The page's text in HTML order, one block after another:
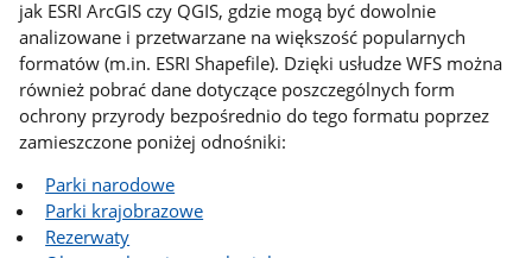
jak ESRI ArcGIS czy QGIS, gdzie mogą być dowolnie
analizowane i przetwarzane na większość popularnych
formatów (m.in. ESRI Shapefile). Dzięki usłudze WFS można
również pobrać dane dotyczące poszczególnych form
ochrony przyrody bezpośrednio do tego formatu poprzez
zamieszczone poniżej odnośniki:
Parki narodowe
Parki krajobrazowe
Rezerwaty